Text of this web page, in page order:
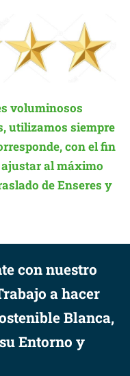
voluminosos
utilizamos siempre
con el fin
al máximo
de Enseres y
con nuestro
a hacer
Blanca,
Entorno y